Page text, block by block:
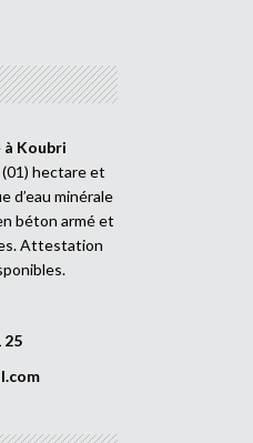
à Koubri
(01) hectare et
d’eau minérale
béton armé et
Attestation
25